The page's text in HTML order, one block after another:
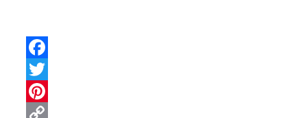
Facebook
Twitter
Pinterest